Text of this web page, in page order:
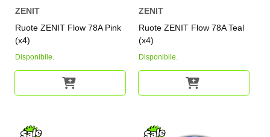
ZENIT
Ruote ZENIT Flow 78A Pink
(x4)
Disponibile.
ZENIT
Ruote ZENIT Flow 78A Teal
(x4)
Disponibile.